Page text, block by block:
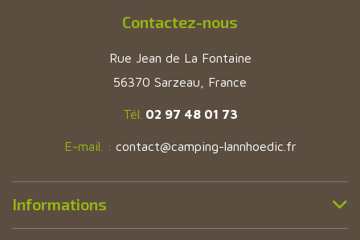
Contactez-nous
Rue Jean de La Fontaine
56370 Sarzeau, France
Tél. 02 97 48 01 73
E-mail. : contact@camping-lannhoedic.fr
Informations